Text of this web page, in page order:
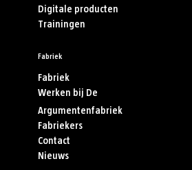
Digitale producten
Trainingen
Fabriek
Fabriek
Werken bij De
Argumentenfabriek
Fabriekers
Contact
Nieuws